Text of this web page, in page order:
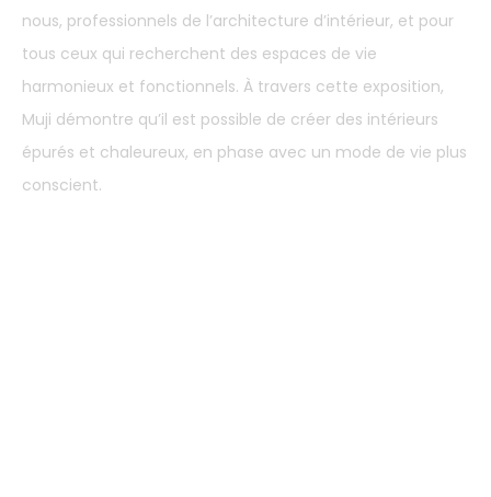
nous, professionnels de l’architecture d’intérieur, et pour
tous ceux qui recherchent des espaces de vie
harmonieux et fonctionnels. À travers cette exposition,
Muji démontre qu’il est possible de créer des intérieurs
épurés et chaleureux, en phase avec un mode de vie plus
conscient.